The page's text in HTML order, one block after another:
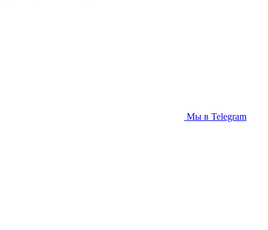
Мы в Telegram